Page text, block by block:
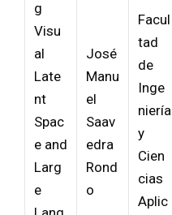
g
Visu
al
Late
nt
Spac
e and
Larg
e
José
Manu
el
Saav
edra
Rond
o
Facul
tad
de
Inge
niería
y
Cien
cias
Aplic